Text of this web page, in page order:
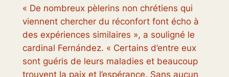
« De nombreux pèlerins non chrétiens qui
viennent chercher du réconfort font écho à
des expériences similaires », a souligné le
cardinal Fernández. « Certains d’entre eux
sont guéris de leurs maladies et beaucoup
trouvent la paix et l’espérance. Sans aucun